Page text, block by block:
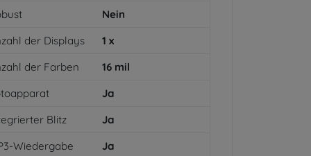
Nein
der Displays
1 x
der Farben
16 mil
Ja
Blitz
Ja
Wiedergabe
Ja